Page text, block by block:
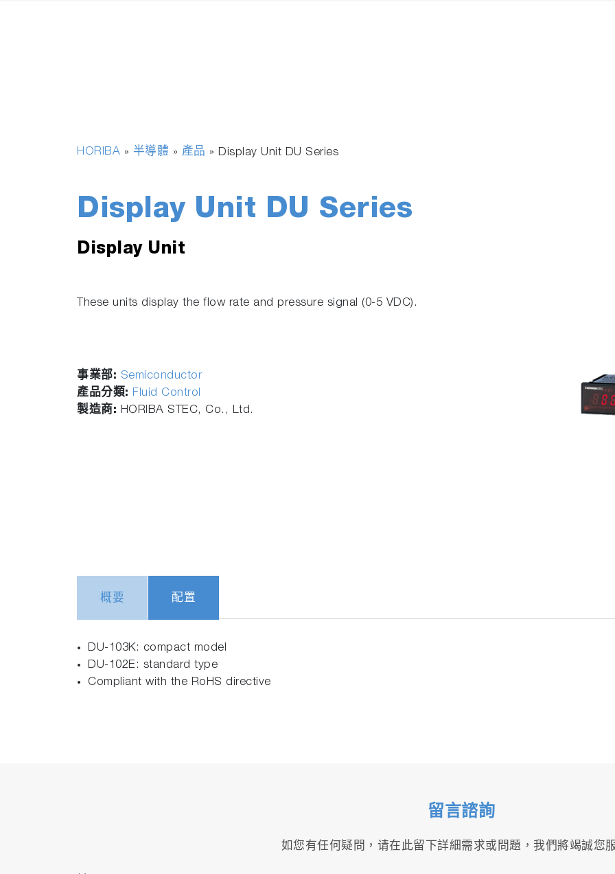
HORIBA » 半導體 » 產品 » Display Unit DU Series
Display Unit DU Series
Display Unit
These units display the flow rate and pressure signal (0-5 VDC).
事業部: Semiconductor
產品分類: Fluid Control
製造商: HORIBA STEC, Co., Ltd.
概要 配置
DU-103K: compact model
DU-102E: standard type
Compliant with the RoHS directive
留言諮詢
如您有任何疑問，请在此留下詳細需求或問題，我們將竭誠您